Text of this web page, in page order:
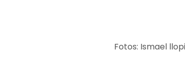
Fotos: Ismael